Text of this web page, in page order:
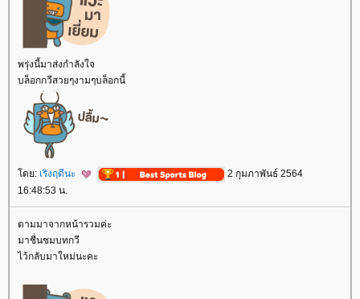
พรุ่งนี้มาส่งกำลังใจ
บล็อกกวีสวยๆงามๆบล็อกนี้
ดย: เริงฤดีนะ
2 กุมภาพันธ์ 2564
16:48:53 น.
ตามมาจากหน้ารวมค่ะ
มาชื่นชมบทกวี
ไว้กลับมาใหม่นะคะ